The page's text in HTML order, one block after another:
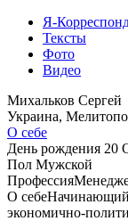
Я-
Тексты
Фото
Видео
Михальков Cергей
Украина,
О себе
День рождения 20
Пол Мужской
Профессия
О себеНачинающий
экономично-